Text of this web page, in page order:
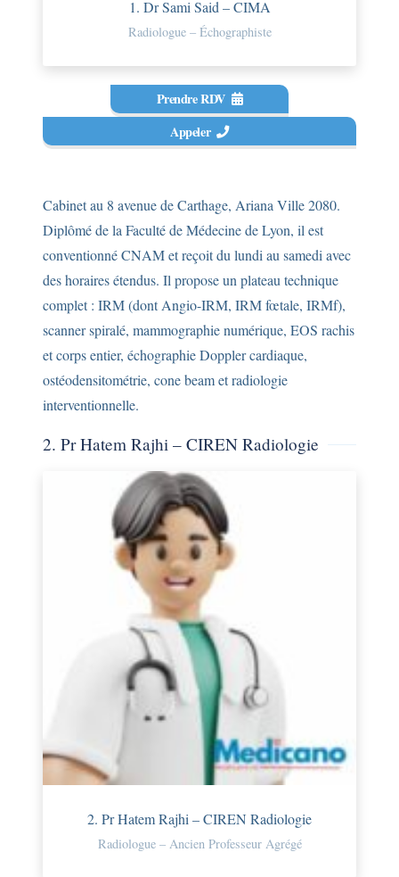
1. Dr Sami Said – CIMA
Radiologue – Échographiste
Prendre RDV
Appeler
Cabinet au 8 avenue de Carthage, Ariana Ville 2080.
Diplômé de la Faculté de Médecine de Lyon, il est
conventionné CNAM et reçoit du lundi au samedi avec
des horaires étendus. Il propose un plateau technique
complet : IRM (dont Angio-IRM, IRM fœtale, IRMf),
scanner spiralé, mammographie numérique, EOS rachis
et corps entier, échographie Doppler cardiaque,
ostéodensitométrie, cone beam et radiologie
interventionnelle.
2. Pr Hatem Rajhi – CIREN Radiologie
2. Pr Hatem Rajhi – CIREN Radiologie
Radiologue – Ancien Professeur Agrégé